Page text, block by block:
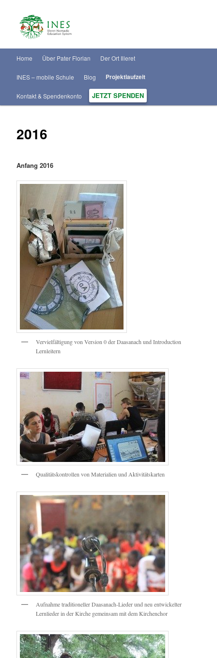
m
Zum
Inhalt
wechseln
Home Über Pater Florian Der Ort Illeret
INES – mobile Schule Blog Projektlaufzeit
Kontakt & Spendenkonto JETZT SPENDEN
2016
Anfang 2016
Vervielfältigung von Version 0 der Daasanach und Introduction
Lernleitern
Qualitätskontrollen von Materialien und Aktivitätskarten
Aufnahme traditioneller Daasanach-Lieder und neu entwickelter
Lernlieder in der Kirche gemeinsam mit dem Kirchenchor